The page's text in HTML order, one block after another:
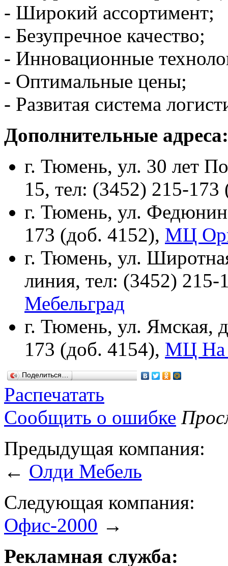
- Широкий ассортимент;
- Безупречное качество;
- Инновационные
- Оптимальные цены;
- Развитая система
Дополнительные адреса:
г. Тюмень, ул. 30 лет
15, тел: (3452) 215-
г. Тюмень, ул.
173 (доб. 4152), МЦ
г. Тюмень, ул.
линия, тел: (3452)
Мебельград
г. Тюмень, ул. Ямская,
173 (доб. 4154), МЦ На
Поделиться…
Распечатать
Сообщить о ошибке
Предыдущая компания:
← Олди Мебель
Следующая компания:
Офис-2000 →
Рекламная служба: